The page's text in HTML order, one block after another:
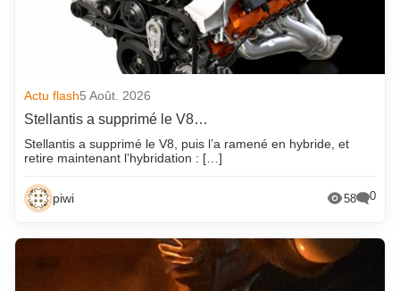
Actu flash5 Août. 2026
Stellantis a supprimé le V8…
Stellantis a supprimé le V8, puis l’a ramené en hybride, et
retire maintenant l’hybridation : […]
piwi 58 0